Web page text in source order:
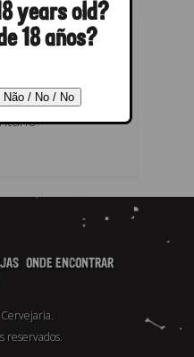
ologinpara
ONDE ENCONTRAR
reservados.
years old?
18 años?